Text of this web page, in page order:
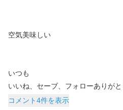
空気美味しい
いつも
いいね、セーブ、フォローありがと
コメント4件を表示